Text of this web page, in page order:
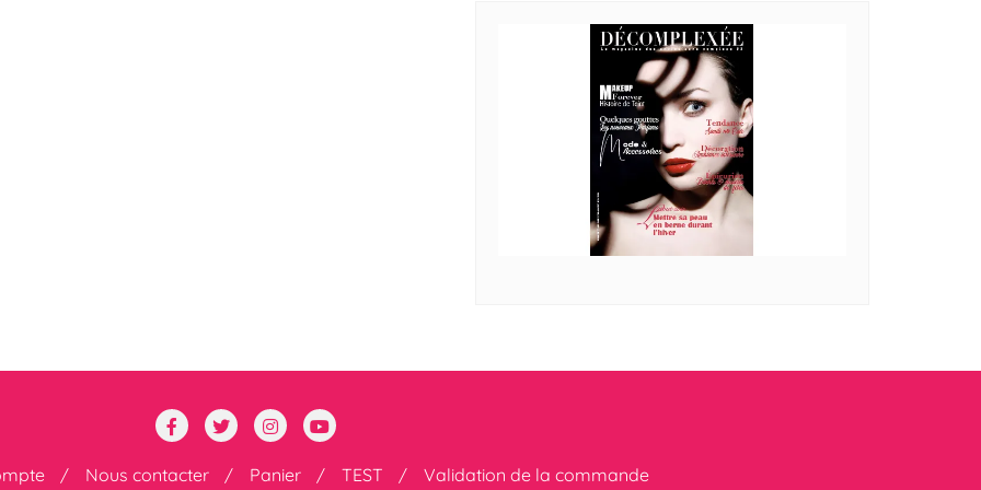
Nous contacter Panier TEST Validation de la commande